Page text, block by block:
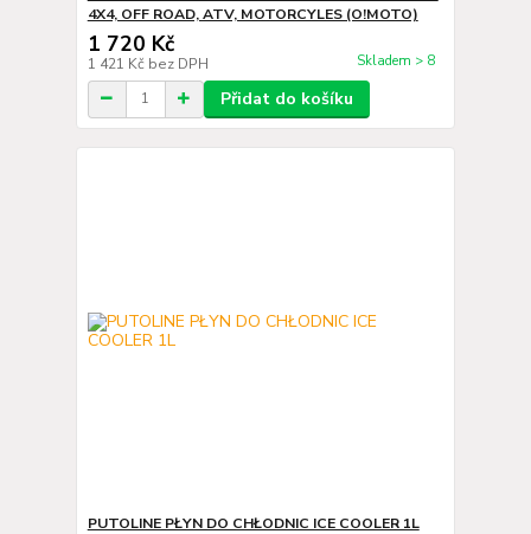
4X4, OFF ROAD, ATV, MOTORCYLES (O!MOTO)
1 720 Kč
1 421 Kč bez DPH Skladem > 8
Přidat do košíku
PUTOLINE PŁYN DO CHŁODNIC ICE COOLER 1L